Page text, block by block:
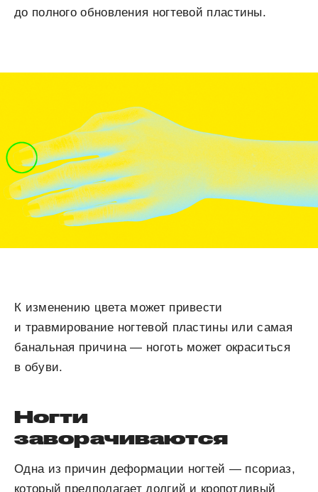
до полного обновления ногтевой пластины.
К изменению цвета может привести
и травмирование ногтевой пластины или самая
банальная причина — ноготь может окраситься
в обуви.
Ногти
заворачиваются
Одна из причин деформации ногтей — псориаз,
который предполагает долгий и кропотливый